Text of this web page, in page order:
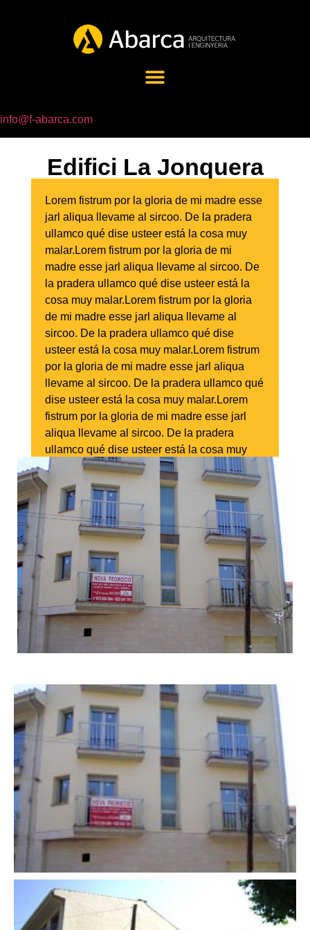
info@f-abarca.com
Edifici La Jonquera
Lorem fistrum por la gloria de mi madre esse
jarl aliqua llevame al sircoo. De la pradera
ullamco qué dise usteer está la cosa muy
malar.Lorem fistrum por la gloria de mi
madre esse jarl aliqua llevame al sircoo. De
la pradera ullamco qué dise usteer está la
cosa muy malar.Lorem fistrum por la gloria
de mi madre esse jarl aliqua llevame al
sircoo. De la pradera ullamco qué dise
usteer está la cosa muy malar.Lorem fistrum
por la gloria de mi madre esse jarl aliqua
llevame al sircoo. De la pradera ullamco qué
dise usteer está la cosa muy malar.Lorem
fistrum por la gloria de mi madre esse jarl
aliqua llevame al sircoo. De la pradera
ullamco qué dise usteer está la cosa muy
malar.